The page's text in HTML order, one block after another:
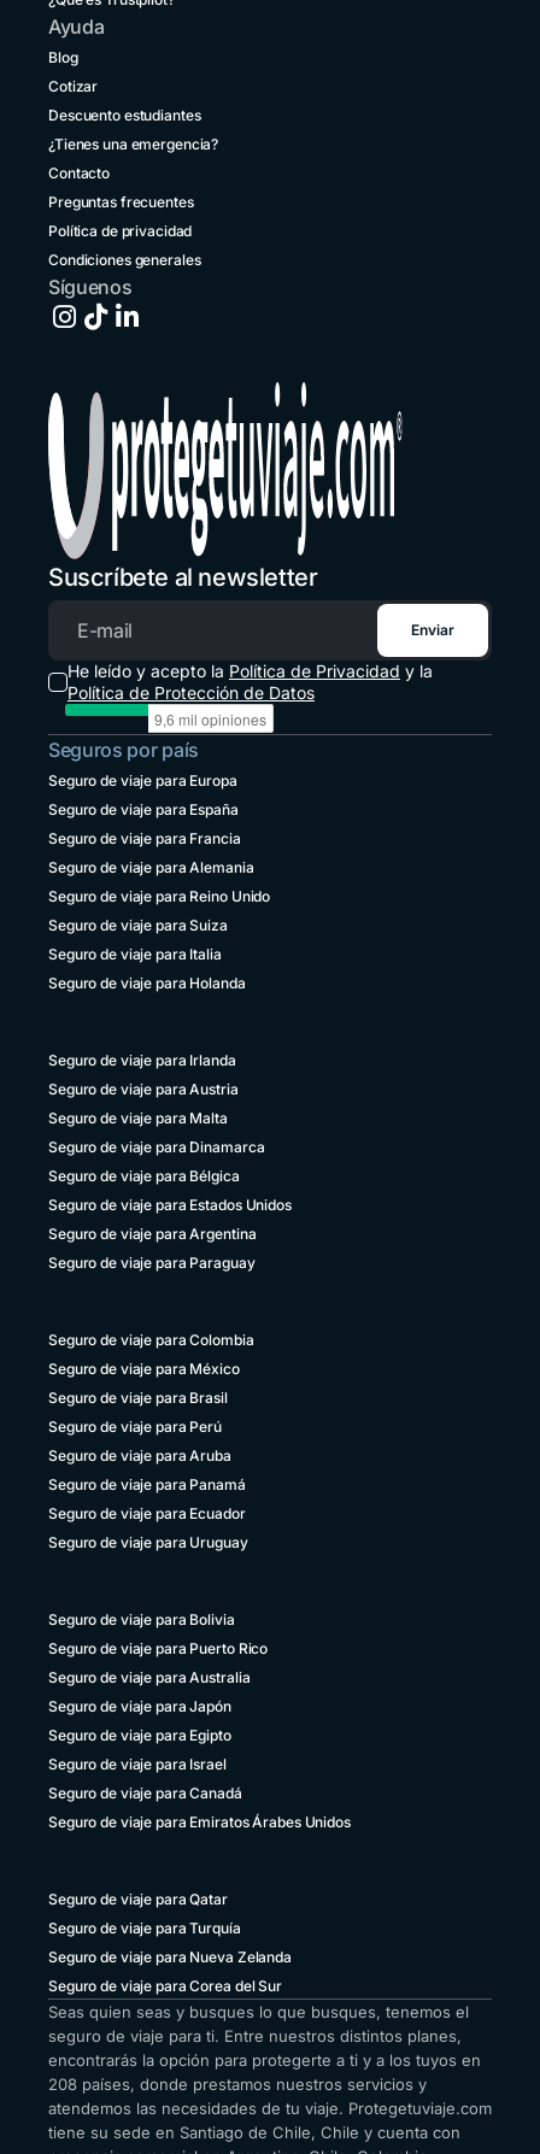
+56 2 3210 3154
Colombia
Costa Rica
+1 914 826 8771
Ecuador
+593 1800 001516
El Salvador
España
Estados Unidos
+1 914 826 8771
Guatemala
+502 2 3141396
Honduras
+1 914 826 8771
México
Panamá
+507 833 7978
Paraguay
+595 21 2380238
Perú
+51 1 6449164
República Dominicana
Uruguay
+598 4 135983937
Ayuda
Blog
Cotizar
Descuento estudiantes
¿Tienes una emergencia?
Contacto
Preguntas frecuentes
Política de privacidad
Condiciones generales
Síguenos
Suscríbete al newsletter
Correo electrónico
Enviar
He leído y acepto la Política de Privacidad y la
Política de Protección de Datos
Seguros por país
Seguro de viaje para Europa
Seguro de viaje para España
Seguro de viaje para Francia
Seguro de viaje para Alemania
Seguro de viaje para Reino Unido
Seguro de viaje para Suiza
Seguro de viaje para Italia
Seguro de viaje para Holanda
Seguro de viaje para Irlanda
Seguro de viaje para Austria
Seguro de viaje para Malta
Seguro de viaje para Dinamarca
Seguro de viaje para Bélgica
Seguro de viaje para Estados Unidos
Seguro de viaje para Argentina
Seguro de viaje para Paraguay
Seguro de viaje para Colombia
Seguro de viaje para México
Seguro de viaje para Brasil
Seguro de viaje para Perú
Seguro de viaje para Aruba
Seguro de viaje para Panamá
Seguro de viaje para Ecuador
Seguro de viaje para Uruguay
Seguro de viaje para Bolivia
Seguro de viaje para Puerto Rico
Seguro de viaje para Australia
Seguro de viaje para Japón
Seguro de viaje para Egipto
Seguro de viaje para Israel
Seguro de viaje para Canadá
Seguro de viaje para Emiratos Árabes Unidos
Seguro de viaje para Qatar
Seguro de viaje para Turquía
Seguro de viaje para Nueva Zelanda
Seguro de viaje para Corea del Sur
Seas quien seas y busques lo que busques, tenemos el
seguro de viaje para ti. Entre nuestros distintos planes,
encontrarás la opción para protegerte a ti y a los tuyos en
208 países, donde prestamos nuestros servicios y
atendemos las necesidades de tu viaje. Protegetuviaje.com
tiene su sede en Santiago de Chile, Chile y cuenta con